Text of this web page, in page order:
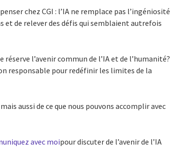
chez CGI : l’IA ne remplace pas l’ingéniosité
et de relever des défis qui semblaient autrefois
l’avenir commun de l’IA et de l’humanité?
responsable pour redéfinir les limites de la
aussi de ce que nous pouvons accomplir avec
avec moipour discuter de l’avenir de l’IA